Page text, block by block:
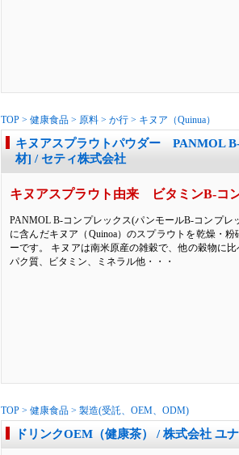
TOP > 健康食品 > 原料 > か行 > キヌア（Quinua）
キヌアスプラウトパウダー PANMOL
材] / セティ株式会社
キヌアスプラウト由来 ビタミンB-コ
PANMOL B-コンプレックス(パンモールB-コンプレ
に含んだキヌア（Quinoa）のスプラウトを乾燥・
ーです。 キヌアは南米原産の雑穀で、他の穀物に
パク質、ビタミン、ミネラル他・・・
TOP > 健康食品 > 製造(受託、OEM、ODM)
ドリンクOEM（健康茶） / 株式会社 ユ